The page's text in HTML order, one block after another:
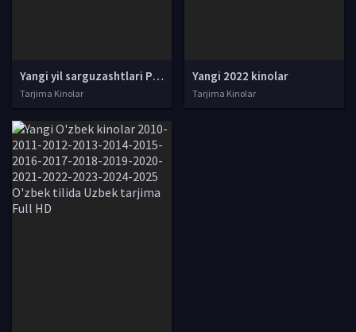
Yangi yil sarguzashtlari Premyera Rossiya filmi Uzbek tilida O'zbekcha tarjima kino 2018 HD tas-ix skachat
Tarjima Kinolar
Yangi 2022 kinolar
Tarjima Kinolar